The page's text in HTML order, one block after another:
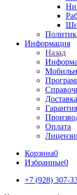
Информация
Назад
Доставка
Гарантия
Оплата
Корзина0
Избранные0
+7 (928) 307-